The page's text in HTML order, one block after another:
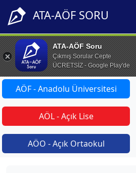
ATA-AÖF SORU
ATA-AÖF Soru
Çıkmış Sorular Cepte
ÜCRETSİZ - Google Play'de
AÖF - Anadolu Üniversitesi
AÖL - Açık Lise
AÖO - Açık Ortaokul